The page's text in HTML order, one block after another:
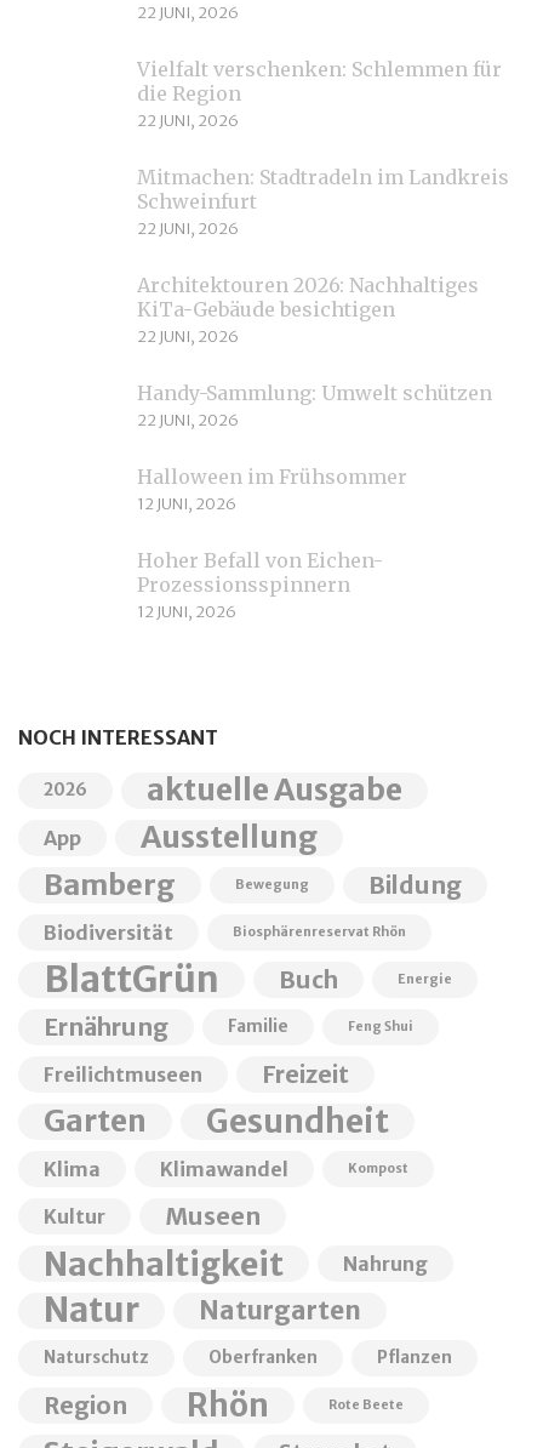
22 JUNI, 2026
Vielfalt verschenken: Schlemmen für
die Region
22 JUNI, 2026
Mitmachen: Stadtradeln im Landkreis
Schweinfurt
22 JUNI, 2026
Architektouren 2026: Nachhaltiges
KiTa-Gebäude besichtigen
22 JUNI, 2026
Handy-Sammlung: Umwelt schützen
22 JUNI, 2026
Halloween im Frühsommer
12 JUNI, 2026
Hoher Befall von Eichen-
Prozessionsspinnern
12 JUNI, 2026
NOCH INTERESSANT
2026 aktuelle Ausgabe
App Ausstellung
Bamberg Bewegung Bildung
Biodiversität Biosphärenreservat Rhön
BlattGrün Buch Energie
Ernährung Familie Feng Shui
Freilichtmuseen Freizeit
Garten Gesundheit
Klima Klimawandel Kompost
Kultur Museen
Nachhaltigkeit Nahrung
Natur Naturgarten
Naturschutz Oberfranken Pflanzen
Region Rhön Rote Beete